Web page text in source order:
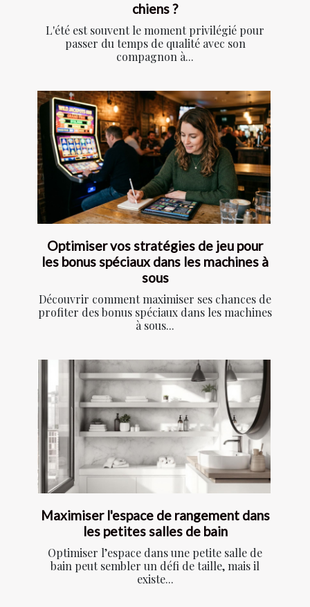
chiens ?
L'été est souvent le moment privilégié pour
passer du temps de qualité avec son
compagnon à...
Optimiser vos stratégies de jeu pour
les bonus spéciaux dans les machines à
sous
Découvrir comment maximiser ses chances de
profiter des bonus spéciaux dans les machines
à sous...
Maximiser l'espace de rangement dans
les petites salles de bain
Optimiser l’espace dans une petite salle de
bain peut sembler un défi de taille, mais il
existe...